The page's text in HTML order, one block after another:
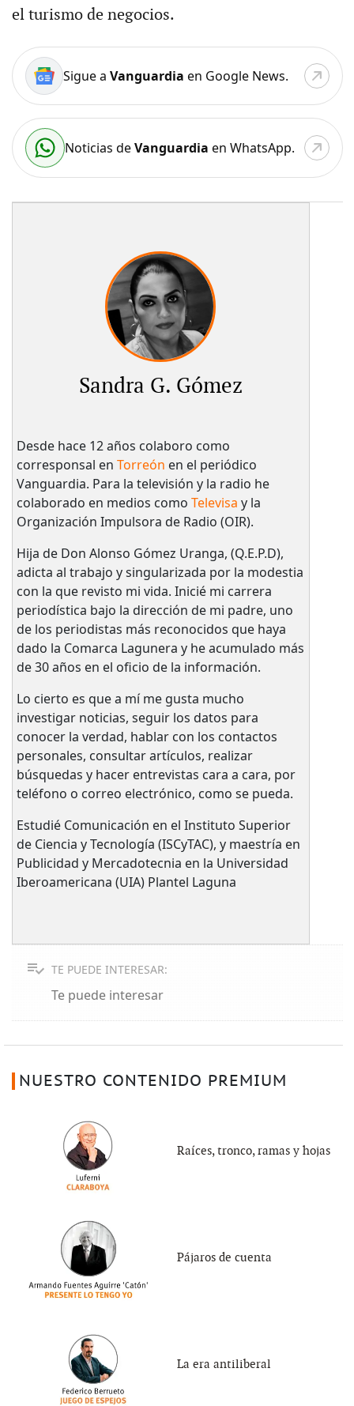
el turismo de negocios.
Sigue a Vanguardia en Google News.
Noticias deVanguardia en WhatsApp.
Sandra G. Gómez
Desde hace 12 años colaboro como
corresponsal en Torreón en el periódico
Vanguardia. Para la televisión y la radio he
colaborado en medios como Televisa y la
Organización Impulsora de Radio (OIR).
Hija de Don Alonso Gómez Uranga, (Q.E.P.D),
adicta al trabajo y singularizada por la modestia
con la que revisto mi vida. Inicié mi carrera
periodística bajo la dirección de mi padre, uno
de los periodistas más reconocidos que haya
dado la Comarca Lagunera y he acumulado más
de 30 años en el oficio de la información.
Lo cierto es que a mí me gusta mucho
investigar noticias, seguir los datos para
conocer la verdad, hablar con los contactos
personales, consultar artículos, realizar
búsquedas y hacer entrevistas cara a cara, por
teléfono o correo electrónico, como se pueda.
Estudié Comunicación en el Instituto Superior
de Ciencia y Tecnología (ISCyTAC), y maestría en
Publicidad y Mercadotecnia en la Universidad
Iberoamericana (UIA) Plantel Laguna
TE PUEDE INTERESAR:
Te puede interesar
NUESTRO CONTENIDO PREMIUM
Raíces, tronco, ramas y hojas
Pájaros de cuenta
La era antiliberal